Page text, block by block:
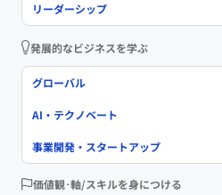
リーダーシップ
発展的なビジネスを学ぶ
グローバル
AI・テクノベート
事業開発・スタートアップ
価値観･軸/スキルを身につける